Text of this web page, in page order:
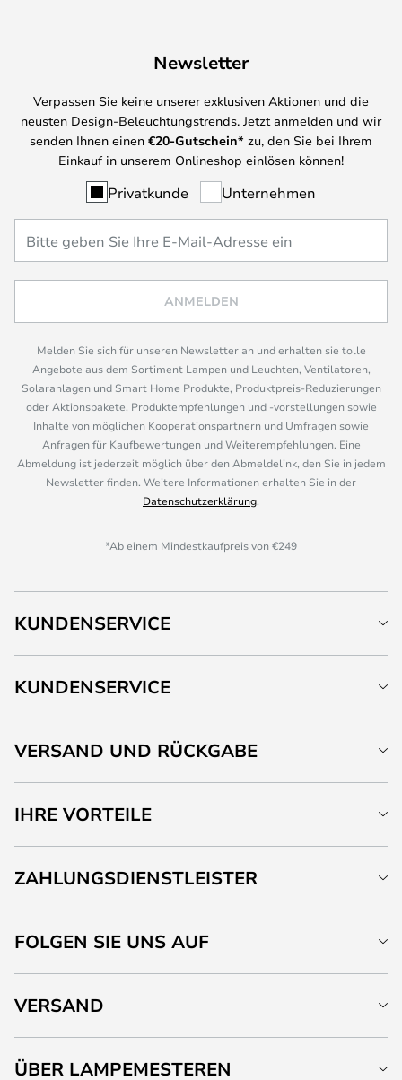
Newsletter
Verpassen Sie keine unserer exklusiven Aktionen und die
neusten Design-Beleuchtungstrends. Jetzt anmelden und wir
senden Ihnen einen €20-Gutschein* zu, den Sie bei Ihrem
Einkauf in unserem Onlineshop einlösen können!
Privatkunde Unternehmen
ANMELDEN
Melden Sie sich für unseren Newsletter an und erhalten sie tolle
Angebote aus dem Sortiment Lampen und Leuchten, Ventilatoren,
Solaranlagen und Smart Home Produkte, Produktpreis-Reduzierungen
oder Aktionspakete, Produktempfehlungen und -vorstellungen sowie
Inhalte von möglichen Kooperationspartnern und Umfragen sowie
Anfragen für Kaufbewertungen und Weiterempfehlungen. Eine
Abmeldung ist jederzeit möglich über den Abmeldelink, den Sie in jedem
Newsletter finden. Weitere Informationen erhalten Sie in der
Datenschutzerklärung.
*Ab einem Mindestkaufpreis von €249
KUNDENSERVICE
KUNDENSERVICE
VERSAND UND RÜCKGABE
IHRE VORTEILE
ZAHLUNGSDIENSTLEISTER
FOLGEN SIE UNS AUF
VERSAND
ÜBER LAMPEMESTEREN